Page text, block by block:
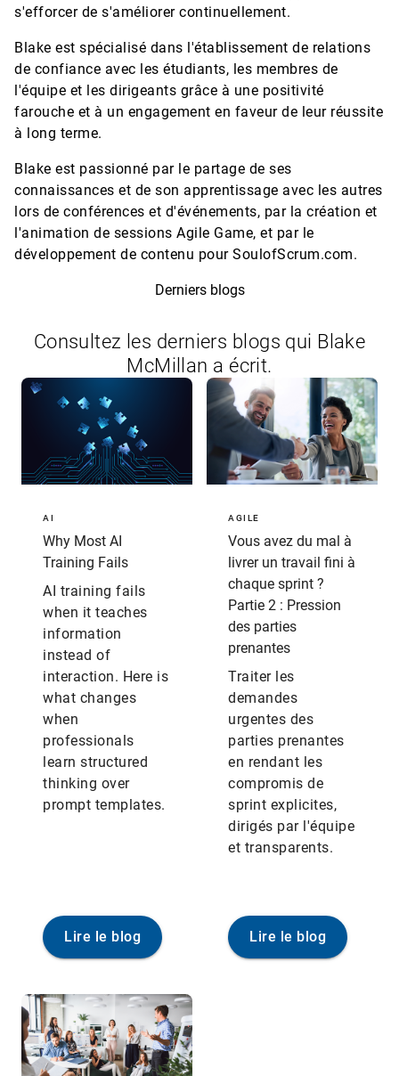
s'efforcer de s'améliorer continuellement.
Blake est spécialisé dans l'établissement de relations
de confiance avec les étudiants, les membres de
l'équipe et les dirigeants grâce à une positivité
farouche et à un engagement en faveur de leur réussite
à long terme.
Blake est passionné par le partage de ses
connaissances et de son apprentissage avec les autres
lors de conférences et d'événements, par la création et
l'animation de sessions Agile Game, et par le
développement de contenu pour SoulofScrum.com.
Derniers blogs
Consultez les derniers blogs qui Blake
McMillan a écrit.
AI
Why Most AI
Training Fails
AI training fails
when it teaches
information
instead of
interaction. Here is
what changes
when
professionals
learn structured
thinking over
prompt templates.
Lire le blog
AGILE
Vous avez du mal à
livrer un travail fini à
chaque sprint ?
Partie 2 : Pression
des parties
prenantes
Traiter les
demandes
urgentes des
parties prenantes
en rendant les
compromis de
sprint explicites,
dirigés par l'équipe
et transparents.
Lire le blog